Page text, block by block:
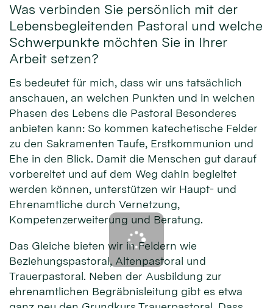
Was verbinden Sie persönlich mit der
Lebensbegleitenden Pastoral und welche
Schwerpunkte möchten Sie in Ihrer
Arbeit setzen?
Es bedeutet für mich, dass wir uns tatsächlich
anschauen, an welchen Punkten und in welchen
Phasen des Lebens die Pastoral Besonderes
anbieten kann: So kommen katechetische Felder
zu den Sakramenten Taufe, Erstkommunion und
Ehe in den Blick. Damit die Menschen gut darauf
vorbereitet und auf dem Weg dahin begleitet
werden können, unterstützen wir Haupt- und
Ehrenamtliche durch Vernetzung,
Kompetenzerweiterung und Beratung.
Das Gleiche bieten wir in Feldern wie
Beziehungspastoral, Altenpastoral und
Trauerpastoral. Neben der Ausbildung zur
ehrenamtlichen Begräbnisleitung gibt es etwa